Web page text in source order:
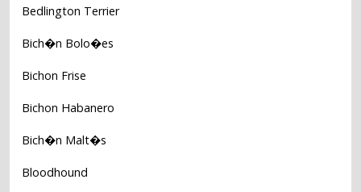
Bedlington Terrier
Bich�n Bolo�es
Bichon Frise
Bichon Habanero
Bich�n Malt�s
Bloodhound